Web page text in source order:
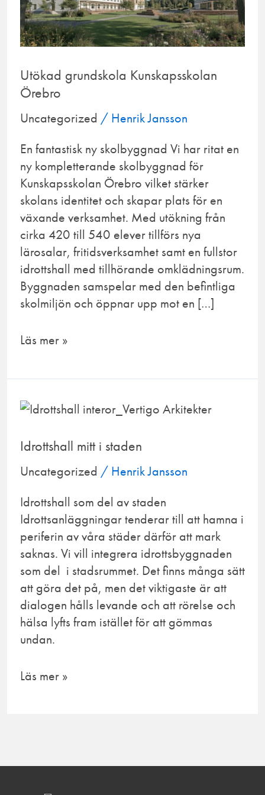
Utökad grundskola Kunskapsskolan
Örebro
Uncategorized / Henrik Jansson
En fantastisk ny skolbyggnad Vi har ritat en
ny kompletterande skolbyggnad för
Kunskapsskolan Örebro vilket stärker
skolans identitet och skapar plats för en
växande verksamhet. Med utökning från
cirka 420 till 540 elever tillförs nya
lärosalar, fritidsverksamhet samt en fullstor
idrottshall med tillhörande omklädningsrum.
Byggnaden samspelar med den befintliga
skolmiljön och öppnar upp mot en […]
Örebro
Läs mer »
Idrottshall mitt i staden
Uncategorized / Henrik Jansson
Idrottshall som del av staden
Idrottsanläggningar tenderar till att hamna i
periferin av våra städer därför att mark
saknas. Vi vill integrera idrottsbyggnaden
som del i stadsrummet. Det finns många sätt
att göra det på, men det viktigaste är att
dialogen hålls levande och att rörelse och
hälsa lyfts fram istället för att gömmas
undan.
Idrottshall
i
Läs mer »